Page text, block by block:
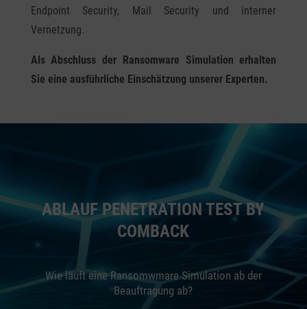
Endpoint Security, Mail Security und interner
Vernetzung.
Als Abschluss der Ransomware Simulation erhalten
Sie eine ausführliche Einschätzung unserer Experten.
ABLAUF PENETRATION TEST BY
COMBACK
Wie läuft eine Ransomwmare Simulation ab der
Beauftragung ab?